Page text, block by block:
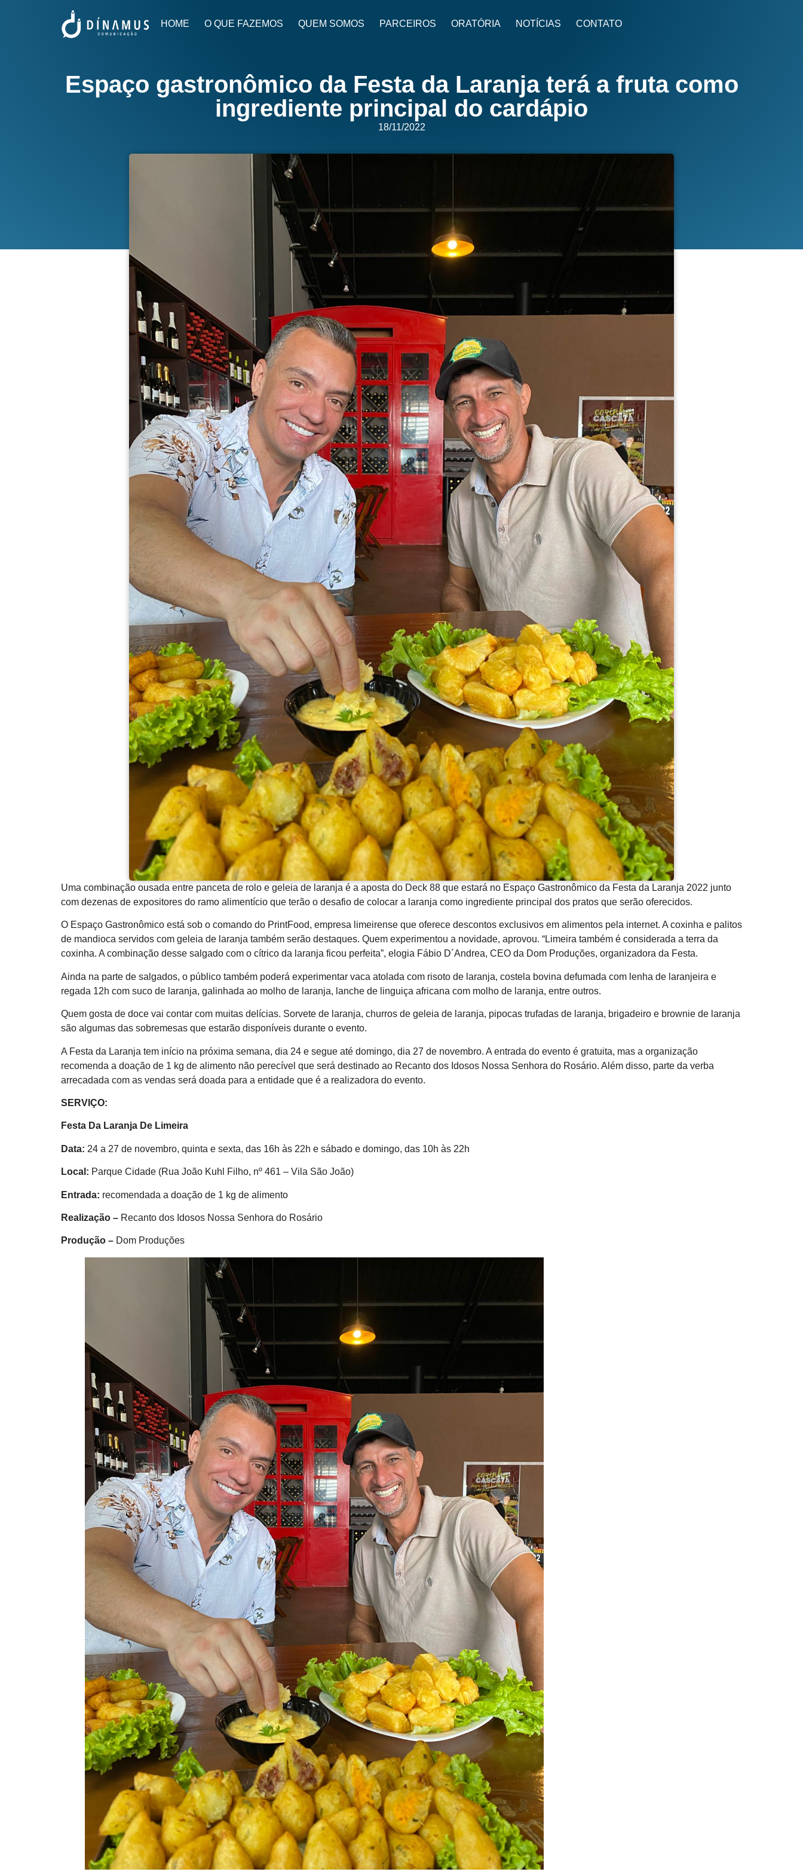
HOME O QUE FAZEMOS QUEM SOMOS PARCEIROS ORATÓRIA NOTÍCIAS CONTATO
Espaço gastronômico da Festa da Laranja terá a fruta como
ingrediente principal do cardápio
18/11/2022
Uma combinação ousada entre panceta de rolo e geleia de laranja é a aposta do Deck 88 que estará no Espaço Gastronômico da Festa da Laranja 2022 junto
com dezenas de expositores do ramo alimentício que terão o desafio de colocar a laranja como ingrediente principal dos pratos que serão oferecidos.
O Espaço Gastronômico está sob o comando do PrintFood, empresa limeirense que oferece descontos exclusivos em alimentos pela internet. A coxinha e palitos
de mandioca servidos com geleia de laranja também serão destaques. Quem experimentou a novidade, aprovou. “Limeira também é considerada a terra da
coxinha. A combinação desse salgado com o cítrico da laranja ficou perfeita”, elogia Fábio D´Andrea, CEO da Dom Produções, organizadora da Festa.
Ainda na parte de salgados, o público também poderá experimentar vaca atolada com risoto de laranja, costela bovina defumada com lenha de laranjeira e
regada 12h com suco de laranja, galinhada ao molho de laranja, lanche de linguiça africana com molho de laranja, entre outros.
Quem gosta de doce vai contar com muitas delícias. Sorvete de laranja, churros de geleia de laranja, pipocas trufadas de laranja, brigadeiro e brownie de laranja
são algumas das sobremesas que estarão disponíveis durante o evento.
A Festa da Laranja tem início na próxima semana, dia 24 e segue até domingo, dia 27 de novembro. A entrada do evento é gratuita, mas a organização
recomenda a doação de 1 kg de alimento não perecível que será destinado ao Recanto dos Idosos Nossa Senhora do Rosário. Além disso, parte da verba
arrecadada com as vendas será doada para a entidade que é a realizadora do evento.
SERVIÇO:
Festa Da Laranja De Limeira
Data: 24 a 27 de novembro, quinta e sexta, das 16h às 22h e sábado e domingo, das 10h às 22h
Local: Parque Cidade (Rua João Kuhl Filho, nº 461 – Vila São João)
Entrada: recomendada a doação de 1 kg de alimento
Realização – Recanto dos Idosos Nossa Senhora do Rosário
Produção – Dom Produções